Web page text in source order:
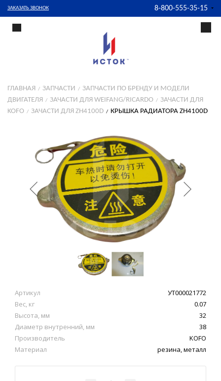
ЗАКАЗАТЬ ЗВОНОК 8-800-555-35-15
ГЛАВНАЯ ЗАПЧАСТИ
ЗАПЧАСТИ ПО БРЕНДУ И МОДЕЛИ
ДВИГАТЕЛЯ
ЗАЧАСТИ ДЛЯ WEIFANG/RICARDO
ЗАЧАСТИ ДЛЯ
KOFO
ЗАЧАСТИ ДЛЯ ZH4100D КРЫШКА РАДИАТОРА ZH4100D
Артикул
УТ000021772
Вес, кг
0.07
Высота, мм
32
Диаметр внутренний, мм
38
Производитель
KOFO
Материал
резина, металл